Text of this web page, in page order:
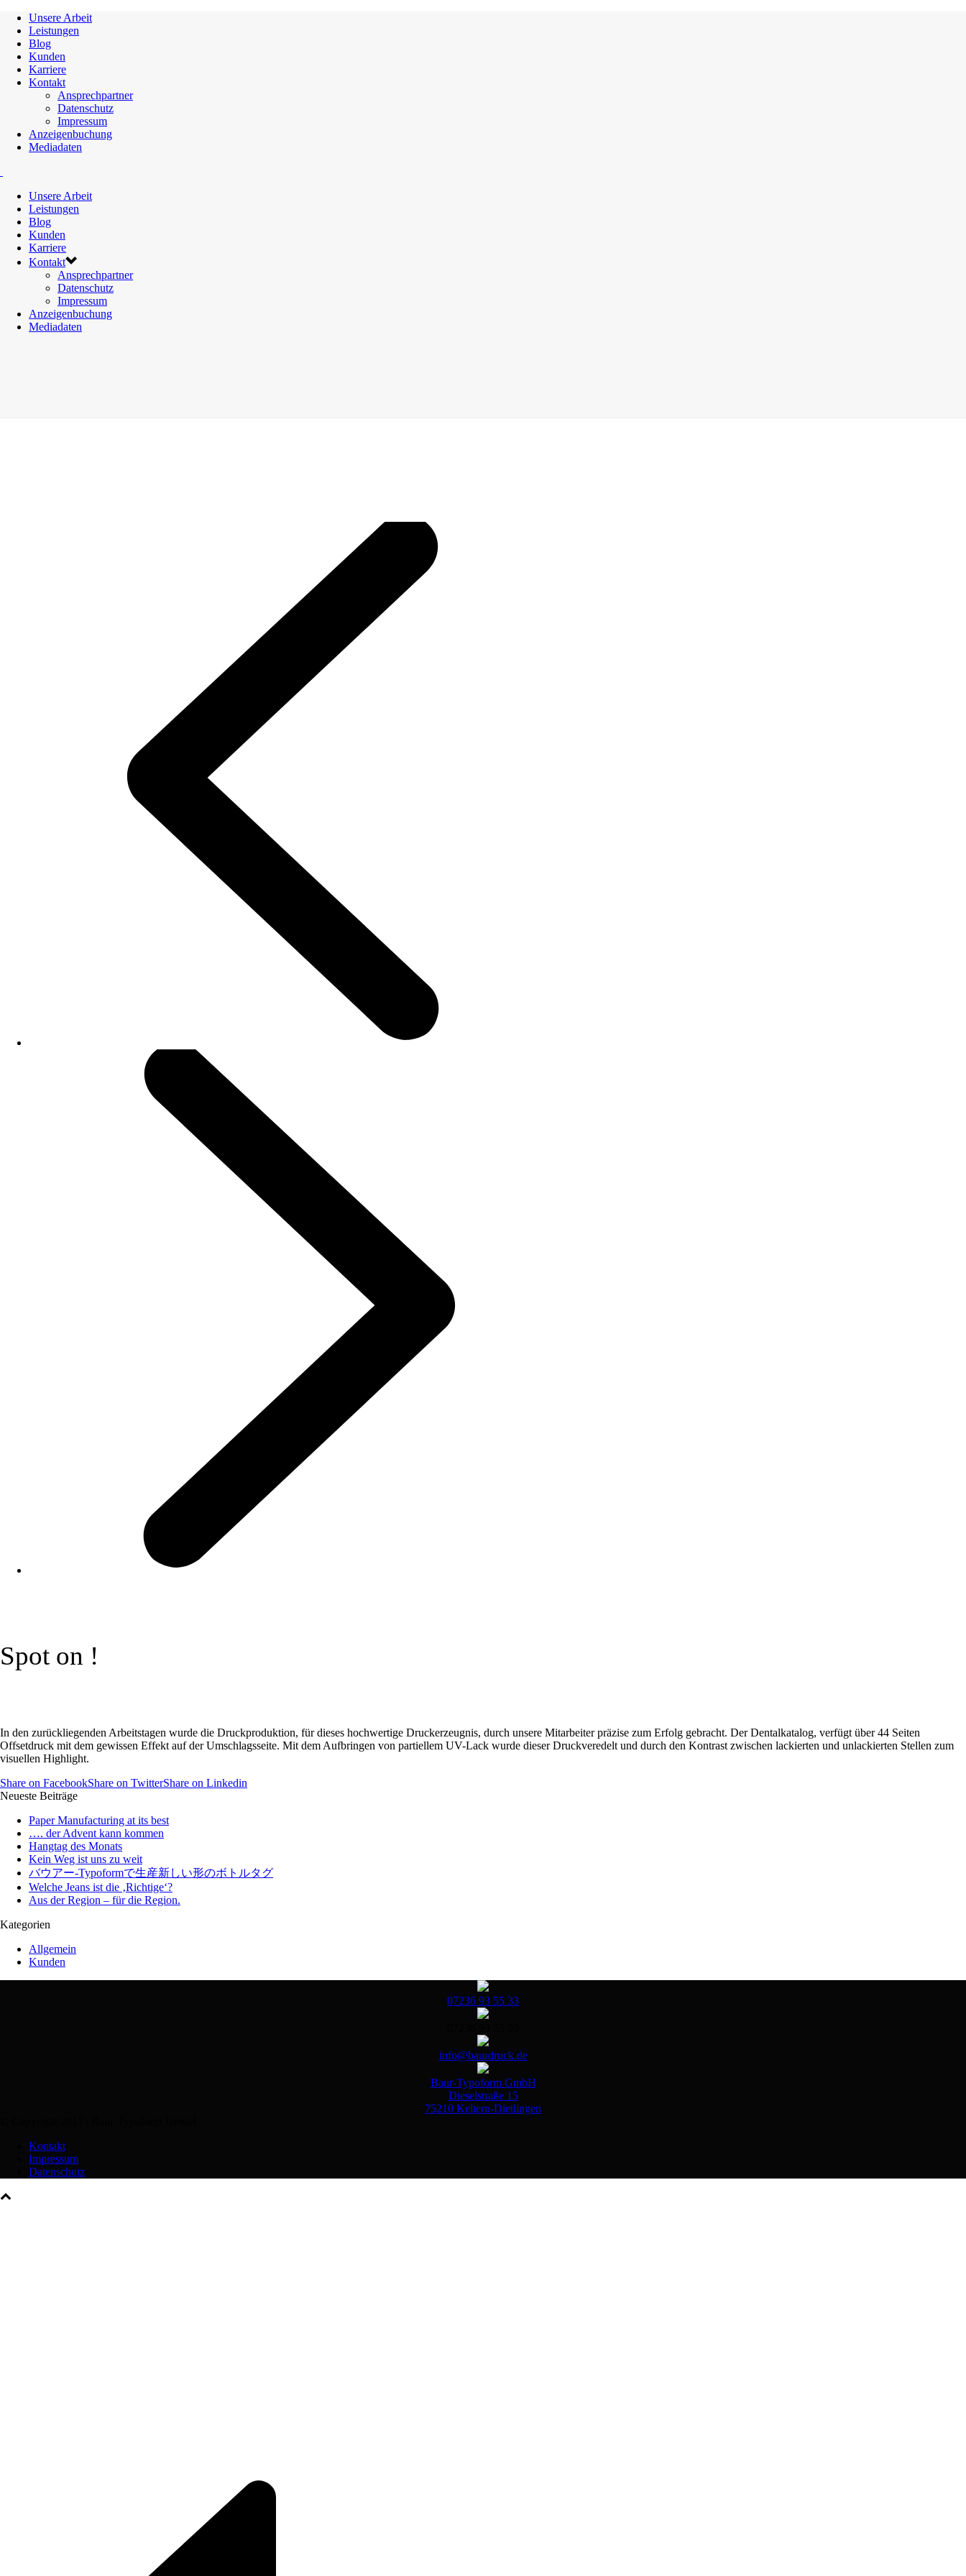
Unsere Arbeit
Leistungen
Blog
Kunden
Karriere
Kontakt
Ansprechpartner
Datenschutz
Impressum
Anzeigenbuchung
Mediadaten
Unsere Arbeit
Leistungen
Blog
Kunden
Karriere
Kontakt
Ansprechpartner
Datenschutz
Impressum
Anzeigenbuchung
Mediadaten
Spot on !
In den zurückliegenden Arbeitstagen wurde die Druckproduktion, für dieses hochwertige Druckerzeugnis, durch unsere Mitarbeiter präzise zum Erfolg gebracht. Der Dentalkatalog, verfügt über 44 Seiten
Offsetdruck mit dem gewissen Effekt auf der Umschlagsseite. Mit dem Aufbringen von partiellem UV-Lack wurde dieser Druckveredelt und durch den Kontrast zwischen lackierten und unlackierten Stellen zum
visuellen Highlight.
Share on FacebookShare on TwitterShare on Linkedin
Neueste Beiträge
Paper Manufacturing at its best
…. der Advent kann kommen
Hangtag des Monats
Kein Weg ist uns zu weit
バウアー-Typoformで生産新しい形のボトルタグ
Welche Jeans ist die ‚Richtige‘?
Aus der Region – für die Region.
Kategorien
Allgemein
Kunden
07236 93 55 33
info@baurdruck.de
Baur-Typoform GmbH
Dieselstraße 15
75210 Keltern-Dietlingen
Kontakt
Impressum
Datenschutz